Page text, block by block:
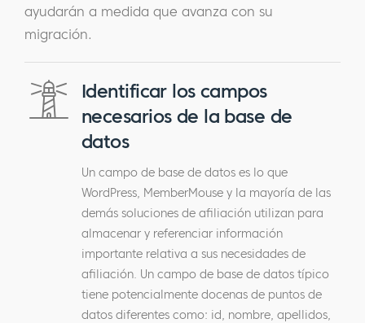
ayudarán a medida que avanza con su
migración.
Identificar los campos
necesarios de la base de
datos
Un campo de base de datos es lo que
WordPress, MemberMouse y la mayoría de las
demás soluciones de afiliación utilizan para
almacenar y referenciar información
importante relativa a sus necesidades de
afiliación. Un campo de base de datos típico
tiene potencialmente docenas de puntos de
datos diferentes como: id, nombre, apellidos,